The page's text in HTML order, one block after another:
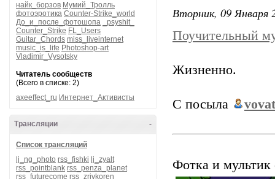
найк_борзов Мумий_Тролль
фотоэротика Counter-Strike_world
До_и_после_фотошопа
_psyshit_
Counter_Strike FL_Users
Guitar_Chords miss_liveinternet
music_is_life Photoshop-art
Vladimir_Vysotsky
Читатель сообществ
(Всего в списке: 2)
axeeffect_ru Интернет_Активисты
-
Трансляции
Список трансляций
lj_ng_photo rss_fishki lj_zyalt
rss_pointblank rss_penza_planet
rss_futurecome rss_zrivkoren
Вторник, 09 Января
Поучительный
Жизненно.
С посыла
Фотка и мультик